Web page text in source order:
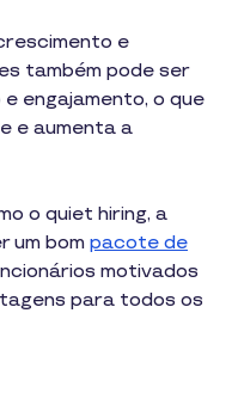
e
também pode ser
engajamento, o que
e aumenta a
o quiet hiring, a
um bom pacote de
motivados
para todos os